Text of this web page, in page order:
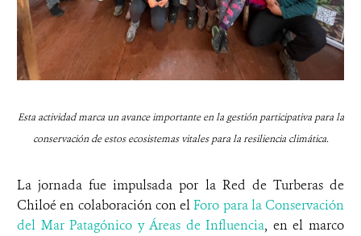
Esta actividad marca un avance importante en la gestión participativa para la
conservación de estos ecosistemas vitales para la resiliencia climática.
La jornada fue impulsada por la Red de Turberas de
Chiloé en colaboración con elForo para la Conservación
del Mar Patagónico y Áreas de Influencia, en el marco